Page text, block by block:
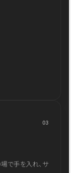
03
で手を入れ、サ